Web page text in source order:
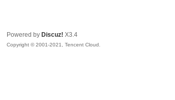
Powered by Discuz! X3.4
Copyright © 2001-2021, Tencent Cloud.